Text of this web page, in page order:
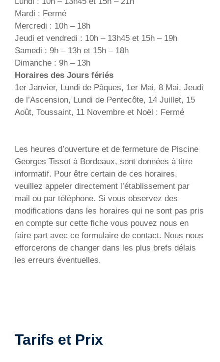
Mardi : Fermé
Mercredi : 10h – 18h
Jeudi et vendredi : 10h – 13h45 et 15h – 19h
Samedi : 9h – 13h et 15h – 18h
Dimanche : 9h – 13h
Horaires des Jours fériés
1er Janvier, Lundi de Pâques, 1er Mai, 8 Mai, Jeudi
de l’Ascension, Lundi de Pentecôte, 14 Juillet, 15
Août, Toussaint, 11 Novembre et Noël : Fermé
Les heures d’ouverture et de fermeture de Piscine
Georges Tissot à Bordeaux, sont données à titre
informatif. Pour être certain de ces horaires,
veuillez appeler directement l’établissement par
mail ou par téléphone. Si vous observez des
modifications dans les horaires qui ne sont pas pris
en compte sur cette fiche vous pouvez nous en
faire part avec ce formulaire de contact. Nous nous
efforcerons de changer dans les plus brefs délais
les erreurs éventuelles.
Tarifs et Prix